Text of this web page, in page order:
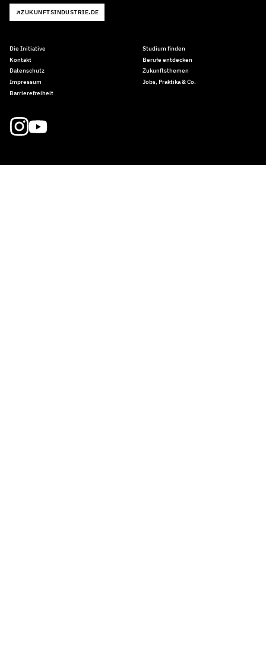
ZUKUNFTSINDUSTRIE.DE
Die Initiative
Kontakt
Datenschutz
Impressum
Barrierefreiheit
Studium finden
Berufe entdecken
Zukunftsthemen
Jobs, Praktika & Co.